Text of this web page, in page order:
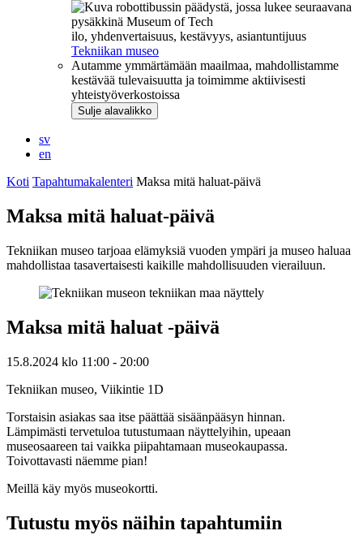
ilo, yhdenvertaisuus, kestävyys, asiantuntijuus
Tekniikan museo
Autamme ymmärtämään maailmaa, mahdollistamme
kestävää tulevaisuutta ja toimimme aktiivisesti
yhteistyöverkostoissa
Sulje alavalikko
sv
en
Koti Tapahtumakalenteri Maksa mitä haluat-päivä
Maksa mitä haluat-päivä
Tekniikan museo tarjoaa elämyksiä vuoden ympäri ja museo haluaa
mahdollistaa tasavertaisesti kaikille mahdollisuuden vierailuun.
Maksa mitä haluat -päivä
15.8.2024 klo 11:00 - 20:00
Tekniikan museo, Viikintie 1D
Torstaisin asiakas saa itse päättää sisäänpääsyn hinnan.
Lämpimästi tervetuloa tutustumaan näyttelyihin, upeaan
museosaareen tai vaikka piipahtamaan museokaupassa.
Toivottavasti näemme pian!
Meillä käy myös museokortti.
Tutustu myös näihin tapahtumiin